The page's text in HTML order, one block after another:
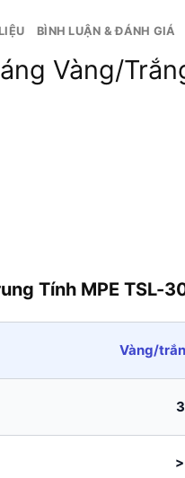
BÌNH LUẬN & ĐÁNH GIÁ
Vàng/
Tính MPE TSL-
Vàng/